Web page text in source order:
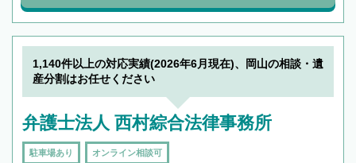
1,140件以上の対応実績(2026年6月現在)、岡山の相談・遺
産分割はお任せください
弁護士法人 西村綜合法律事務所
駐車場あり オンライン相談可